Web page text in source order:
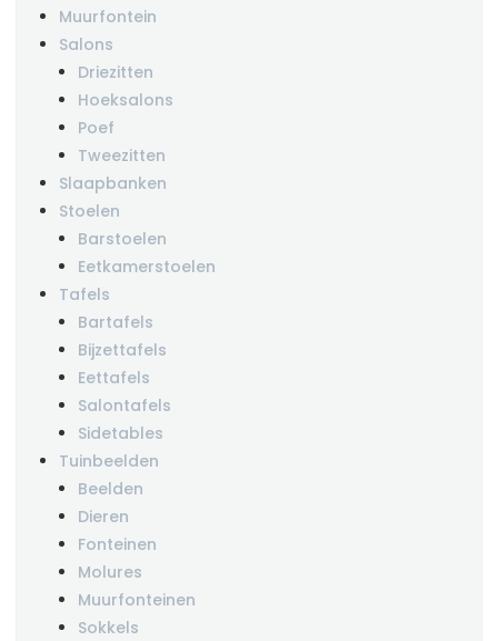
Muurfontein
Salons
Driezitten
Hoeksalons
Poef
Tweezitten
Slaapbanken
Stoelen
Barstoelen
Eetkamerstoelen
Tafels
Bartafels
Bijzettafels
Eettafels
Salontafels
Sidetables
Tuinbeelden
Beelden
Dieren
Fonteinen
Molures
Muurfonteinen
Sokkels